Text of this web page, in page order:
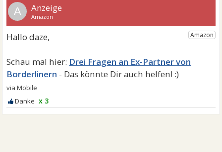
A
Drei Fragen an Ex-Partner von
Borderlinern
x 3